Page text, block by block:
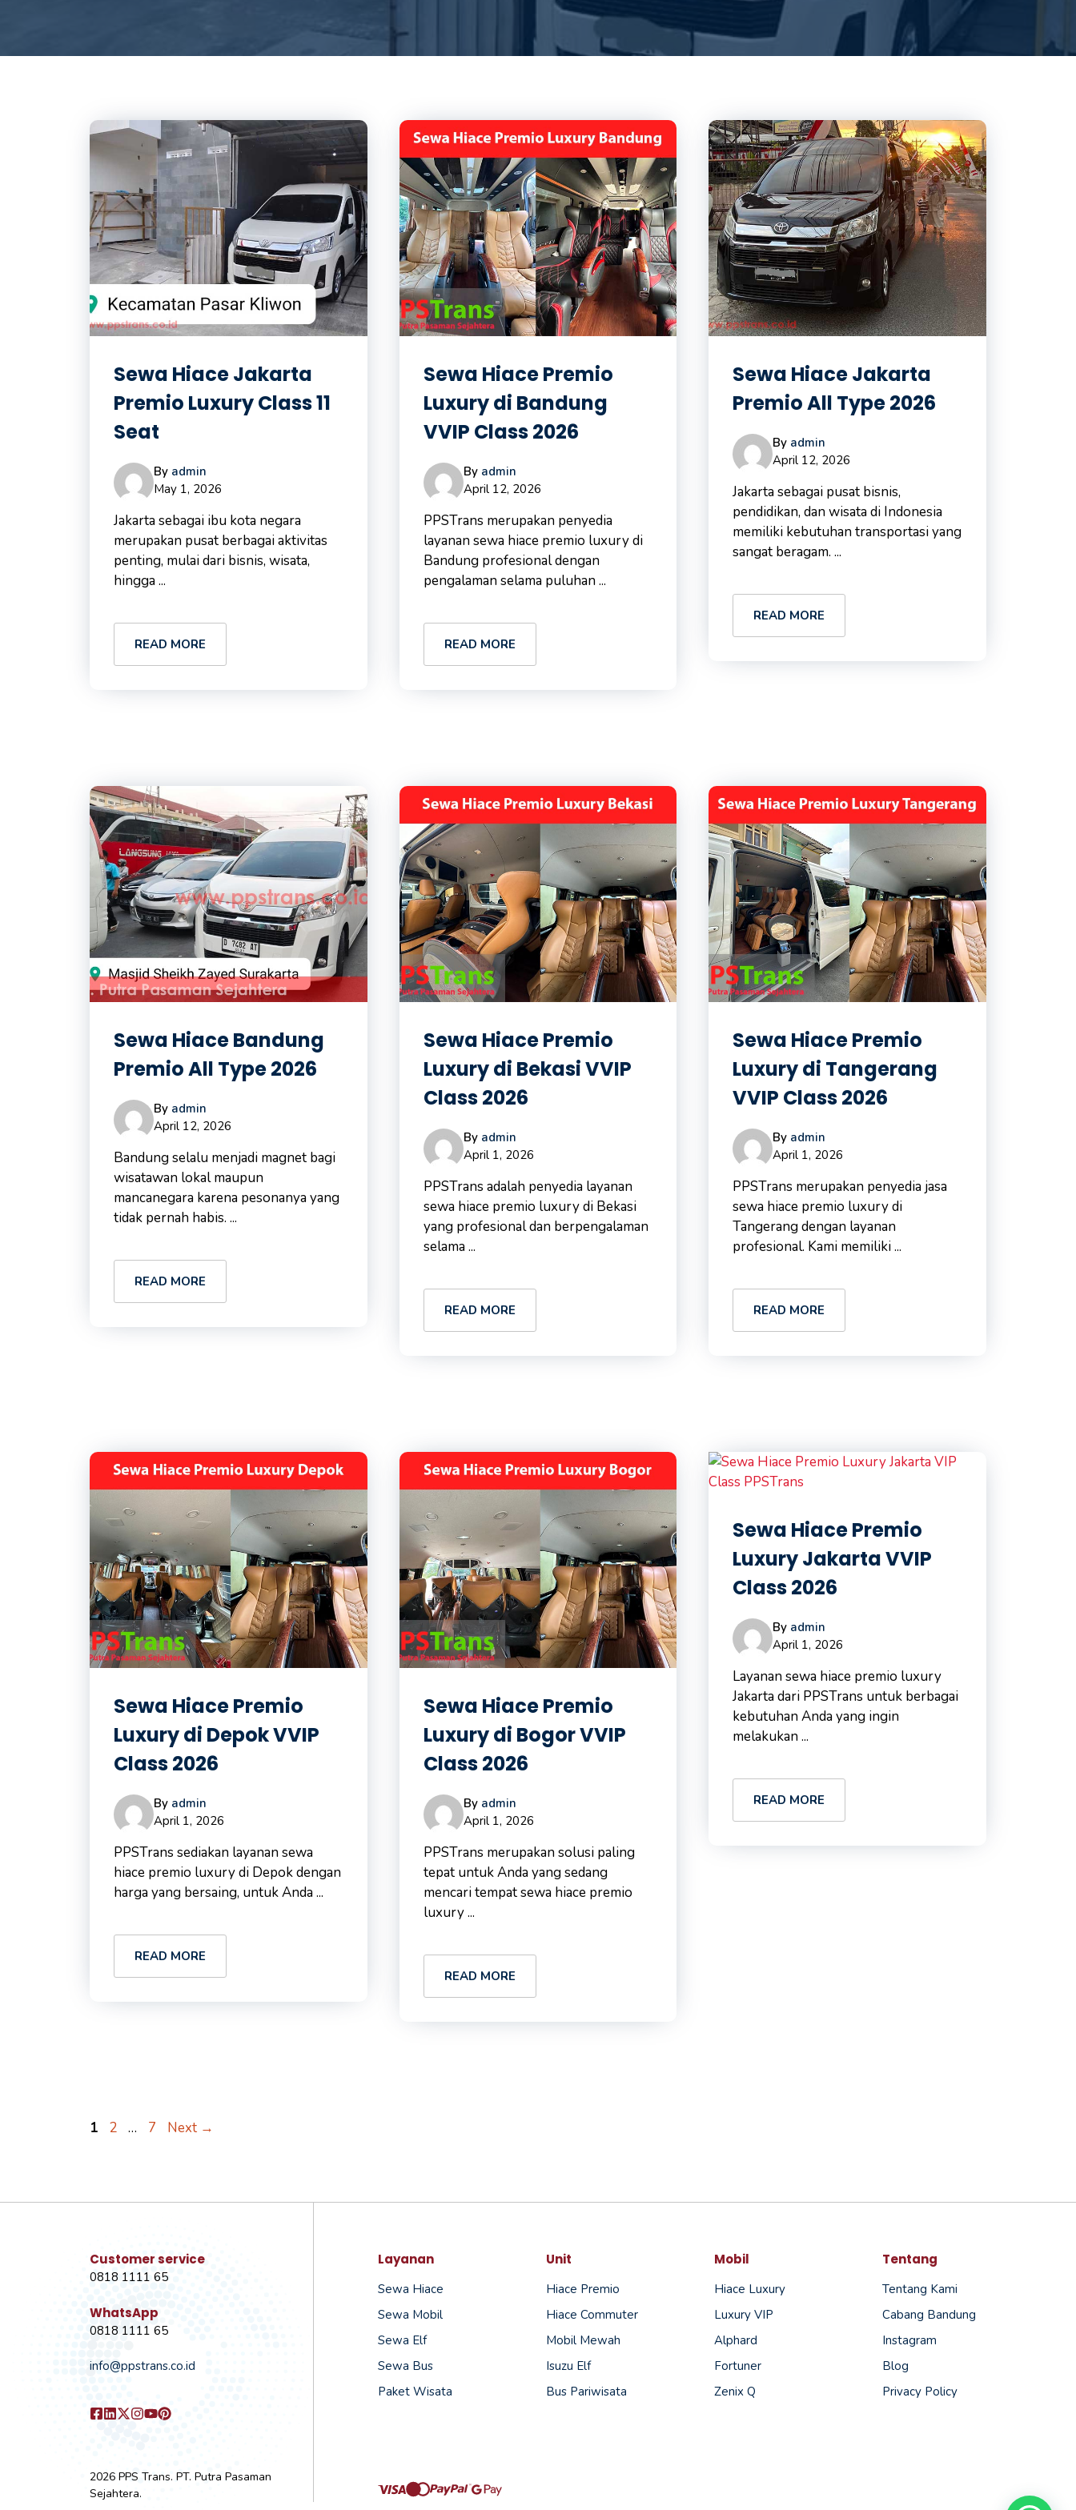
Sewa Hiace Jakarta
Premio Luxury Class 11
Seat
By admin
May 1, 2026
Jakarta sebagai ibu kota negara
merupakan pusat berbagai aktivitas
penting, mulai dari bisnis, wisata,
hingga ...
READ MORE
Sewa Hiace Premio
Luxury di Bandung
VVIP Class 2026
By admin
April 12, 2026
PPSTrans merupakan penyedia
layanan sewa hiace premio luxury di
Bandung profesional dengan
pengalaman selama puluhan ...
READ MORE
Sewa Hiace Jakarta
Premio All Type 2026
By admin
April 12, 2026
Jakarta sebagai pusat bisnis,
pendidikan, dan wisata di Indonesia
memiliki kebutuhan transportasi yang
sangat beragam. ...
READ MORE
Sewa Hiace Bandung
Premio All Type 2026
By admin
April 12, 2026
Bandung selalu menjadi magnet bagi
wisatawan lokal maupun
mancanegara karena pesonanya yang
tidak pernah habis. ...
READ MORE
Sewa Hiace Premio
Luxury di Bekasi VVIP
Class 2026
By admin
April 1, 2026
PPSTrans adalah penyedia layanan
sewa hiace premio luxury di Bekasi
yang profesional dan berpengalaman
selama ...
READ MORE
Sewa Hiace Premio
Luxury di Tangerang
VVIP Class 2026
By admin
April 1, 2026
PPSTrans merupakan penyedia jasa
sewa hiace premio luxury di
Tangerang dengan layanan
profesional. Kami memiliki ...
READ MORE
Sewa Hiace Premio
Luxury di Depok VVIP
Class 2026
By admin
April 1, 2026
PPSTrans sediakan layanan sewa
hiace premio luxury di Depok dengan
harga yang bersaing, untuk Anda ...
READ MORE
Sewa Hiace Premio
Luxury di Bogor VVIP
Class 2026
By admin
April 1, 2026
PPSTrans merupakan solusi paling
tepat untuk Anda yang sedang
mencari tempat sewa hiace premio
luxury ...
READ MORE
Sewa Hiace Premio
Luxury Jakarta VVIP
Class 2026
By admin
April 1, 2026
Layanan sewa hiace premio luxury
Jakarta dari PPSTrans untuk berbagai
kebutuhan Anda yang ingin
melakukan ...
READ MORE
Page
1 Page
2 … Page
7 Next →
Customer service
0818 1111 65
WhatsApp
0818 1111 65
info@ppstrans.co.id
Layanan
Sewa Hiace
Sewa Mobil
Sewa Elf
Sewa Bus
Paket Wisata
Unit
Hiace Premio
Hiace Commuter
Mobil Mewah
Isuzu Elf
Bus Pariwisata
Mobil
Hiace Luxury
Luxury VIP
Alphard
Fortuner
Zenix Q
Tentang
Tentang Kami
Cabang Bandung
Instagram
Blog
Privacy Policy
2026 PPS Trans. PT. Putra Pasaman
Sejahtera.